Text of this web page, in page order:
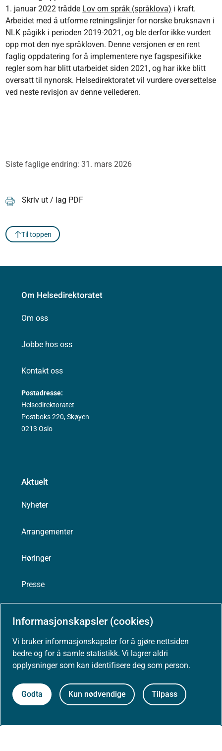
Informasjonskapsler (cookies)
Vi bruker informasjonskapsler for å gjøre nettsiden
bedre og for å samle statistikk. Vi lagrer aldri
opplysninger som kan identifisere deg som person.
Godta Kun nødvendige Tilpass
1. januar 2022 trådde Lov om språk (språklova) i kraft.
Arbeidet med å utforme retningslinjer for norske bruksnavn i
NLK pågikk i perioden 2019-2021, og ble derfor ikke vurdert
opp mot den nye språkloven. Denne versjonen er en rent
faglig oppdatering for å implementere nye fagspesifikke
regler som har blitt utarbeidet siden 2021, og har ikke blitt
oversatt til nynorsk. Helsedirektoratet vil vurdere oversettelse
ved neste revisjon av denne veilederen.
Siste faglige endring: 31. mars 2026
Skriv ut / lag PDF
Til toppen
Om Helsedirektoratet
Om oss
Jobbe hos oss
Kontakt oss
Postadresse:
Helsedirektoratet
Postboks 220, Skøyen
0213 Oslo
Aktuelt
Nyheter
Arrangementer
Høringer
Presse
Om nettstedet
Personvernerklæring
Tilgjengelighetserklæring (uustatus.no)